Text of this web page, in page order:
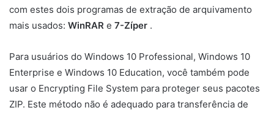
com estes dois programas de extração de arquivamento
mais usados: WinRAR e 7-Zíper .
Para usuários do Windows 10 Professional, Windows 10
Enterprise e Windows 10 Education, você também pode
usar o Encrypting File System para proteger seus pacotes
ZIP. Este método não é adequado para transferência de